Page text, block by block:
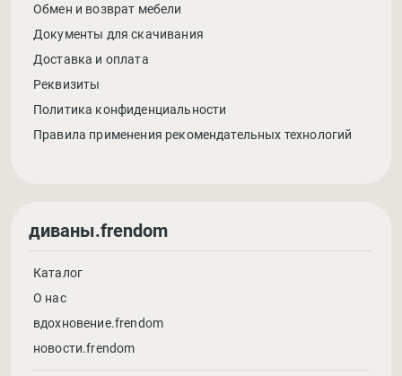
Обмен и возврат мебели
Документы для скачивания
Доставка и оплата
Реквизиты
Политика конфиденциальности
Правила применения рекомендательных технологий
диваны.frendom
Каталог
О нас
вдохновение.frendom
новости.frendom